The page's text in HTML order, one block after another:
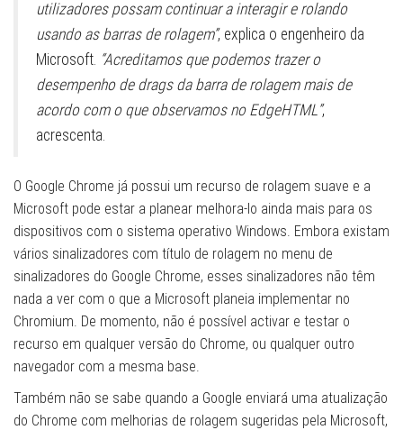
utilizadores possam continuar a interagir e rolando
usando as barras de rolagem”, explica o engenheiro da
Microsoft. “Acreditamos que podemos trazer o
desempenho de drags da barra de rolagem mais de
acordo com o que observamos no EdgeHTML”,
acrescenta.
O Google Chrome já possui um recurso de rolagem suave e a
Microsoft pode estar a planear melhora-lo ainda mais para os
dispositivos com o sistema operativo Windows. Embora existam
vários sinalizadores com título de rolagem no menu de
sinalizadores do Google Chrome, esses sinalizadores não têm
nada a ver com o que a Microsoft planeia implementar no
Chromium. De momento, não é possível activar e testar o
recurso em qualquer versão do Chrome, ou qualquer outro
navegador com a mesma base.
Também não se sabe quando a Google enviará uma atualização
do Chrome com melhorias de rolagem sugeridas pela Microsoft,